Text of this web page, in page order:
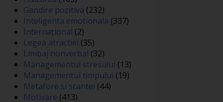
Gandire pozitiva (232)
Inteligenta emotionala (337)
Internațional (2)
Legea atractiei (35)
Limbaj nonverbal (32)
Managementul stresului (13)
Managementul timpului (19)
Metafore si scantei (44)
Motivare (413)